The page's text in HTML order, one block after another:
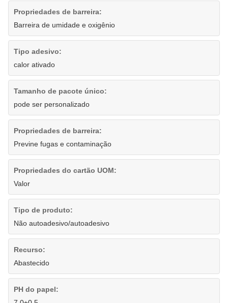
Propriedades de barreira:
Barreira de umidade e oxigênio
Tipo adesivo:
calor ativado
Tamanho de pacote único:
pode ser personalizado
Propriedades de barreira:
Previne fugas e contaminação
Propriedades do cartão UOM:
Valor
Tipo de produto:
Não autoadesivo/autoadesivo
Recurso:
Abastecido
PH do papel: